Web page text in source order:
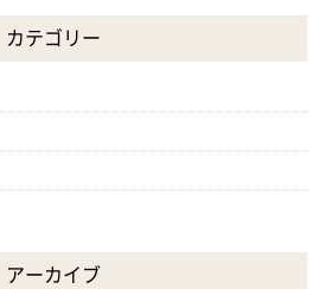
カテゴリー
アーカイブ